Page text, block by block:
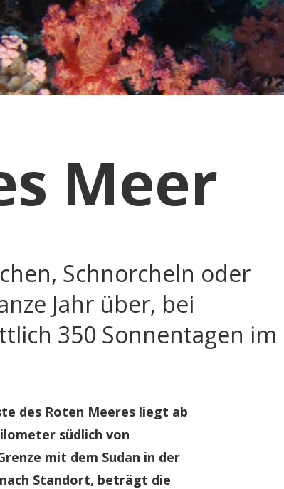
Meer
Schnorcheln oder
Jahr über, bei
350 Sonnentagen im
des Roten Meeres liegt ab
südlich von
mit dem Sudan in der
Standort, beträgt die